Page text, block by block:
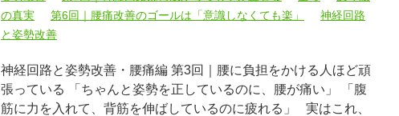
の真実
第6回｜腰痛改善のゴールは「意識しなくても楽」
神経回路
と姿勢改善
神経回路と姿勢改善・腰痛編 第3回｜腰に負担をかける人ほど頑
張っている 「ちゃんと姿勢を正しているのに、腰が痛い」 「腹
筋に力を入れて、背筋を伸ばしているのに疲れる」 実はこれ、